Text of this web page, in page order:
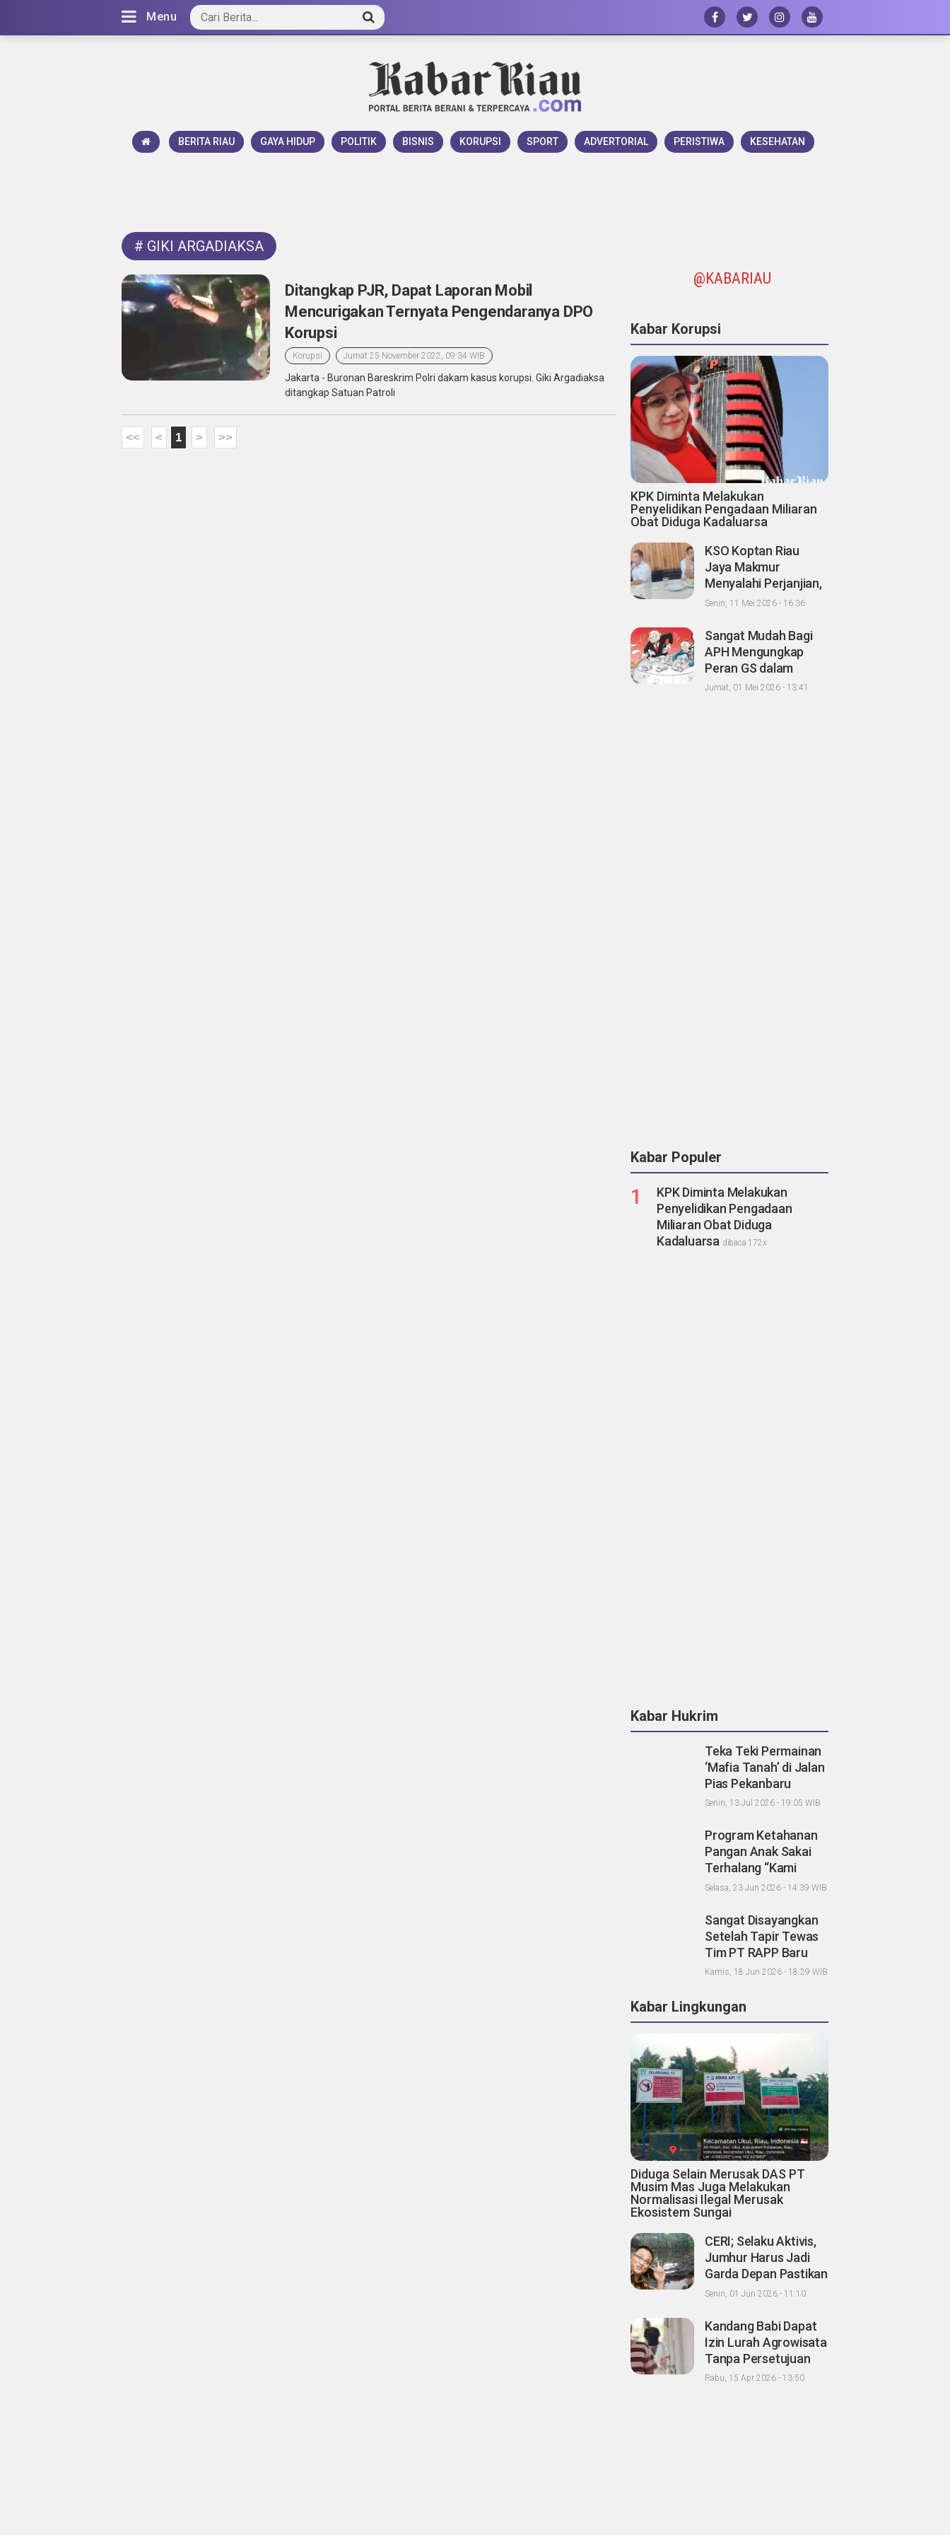
Menu
BERITA RIAU GAYA HIDUP POLITIK BISNIS KORUPSI SPORT ADVERTORIAL PERISTIWA KESEHATAN
# GIKI ARGADIAKSA
Ditangkap PJR, Dapat Laporan Mobil
Mencurigakan Ternyata Pengendaranya DPO
Korupsi
Korupsi Jumat 25 November 2022, 09:34 WIB
Jakarta - Buronan Bareskrim Polri dakam kasus korupsi. Giki Argadiaksa
ditangkap Satuan Patroli
<< < 1 > >>
@KABARIAU
Kabar Korupsi
KPK Diminta Melakukan
Penyelidikan Pengadaan Miliaran
Obat Diduga Kadaluarsa
KSO Koptan Riau
Jaya Makmur
Menyalahi Perjanjian,
Pihak Ke III Abuzar
Panen Sawit dengan
Oknum Agrinas
Senin, 11 Mei 2026 - 16:36
Sangat Mudah Bagi
APH Mengungkap
Peran GS dalam
Proses Tender
Jumat, 01 Mei 2026 - 13:41
Kabar Populer
1
KPK Diminta Melakukan
Penyelidikan Pengadaan
Miliaran Obat Diduga
Kadaluarsa dibaca 172x
Kabar Hukrim
Teka Teki Permainan
‘Mafia Tanah’ di Jalan
Pias Pekanbaru
Menjadi Terang di
Senin, 13 Jul 2026 - 19:05 WIB
Program Ketahanan
Pangan Anak Sakai
Terhalang “Kami
Lapor Propam Polda
Selasa, 23 Jun 2026 - 14:39 WIB
Sangat Disayangkan
Setelah Tapir Tewas
Tim PT RAPP Baru
Sibuk Koordinasi,
Tanggung Jawab
Pemegang Konsesi
Kamis, 18 Jun 2026 - 18:29 WIB
Kabar Lingkungan
Diduga Selain Merusak DAS PT
Musim Mas Juga Melakukan
Normalisasi Ilegal Merusak
Ekosistem Sungai
CERI; Selaku Aktivis,
Jumhur Harus Jadi
Garda Depan Pastikan
Kondisi Lingkungan
Masyarakat "Apalagi
Setelah menjadi
Menteri"
Senin, 01 Jun 2026 - 11:10
Kandang Babi Dapat
Izin Lurah Agrowisata
Tanpa Persetujuan
Tetangga, Warga
Rabu, 15 Apr 2026 - 13:50